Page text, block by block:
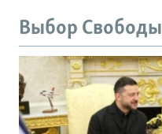
Выбор Свободы